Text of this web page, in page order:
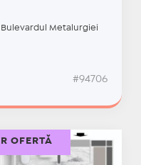
Bulevardul Metalurgiei
#94706
OFERTĂ